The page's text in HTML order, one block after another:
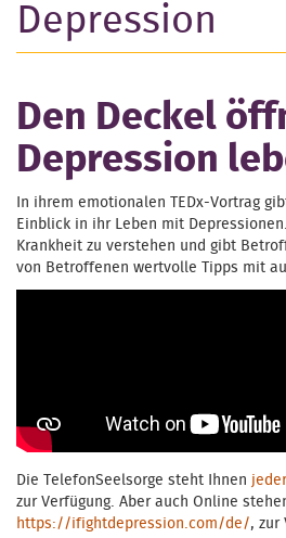
Depression
Den Deckel
Depression
In ihrem emotionalen TEDx-Vortrag
Einblick in ihr Leben mit
Krankheit zu verstehen und gibt
von Betroffenen wertvolle Tipps mit
Die TelefonSeelsorge steht Ihnen
zur Verfügung. Aber auch Online
https://ifightdepression.com/de/, zur